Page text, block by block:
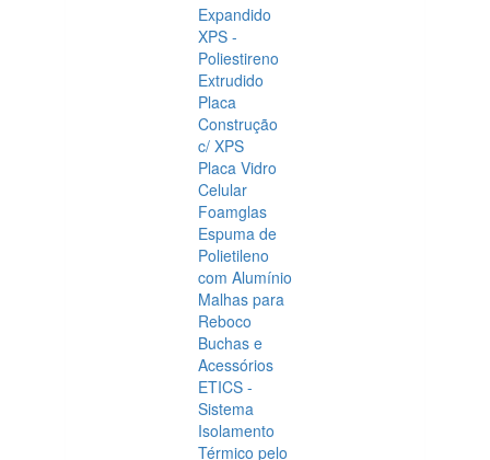
Expandido
XPS -
Poliestireno
Extrudido
Placa
Construção
c/ XPS
Placa Vidro
Celular
Foamglas
Espuma de
Polietileno
com Alumínio
Malhas para
Reboco
Buchas e
Acessórios
ETICS -
Sistema
Isolamento
Térmico pelo